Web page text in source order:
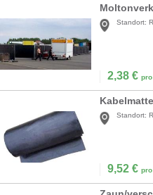
Standort:
2,38 € pro
Standort:
9,52 € pro